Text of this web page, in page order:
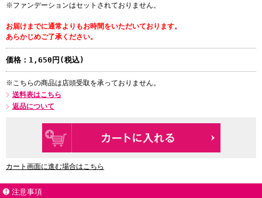
※ファンデーションはセットされておりません。
お届けまでに通常よりもお時間をいただいております。
あらかじめご了承ください。
価格： 1,650円(税込)
※こちらの商品は店頭受取を承っておりません。
送料表はこちら
返品について
カート画面に進む場合はこちら
注意事項